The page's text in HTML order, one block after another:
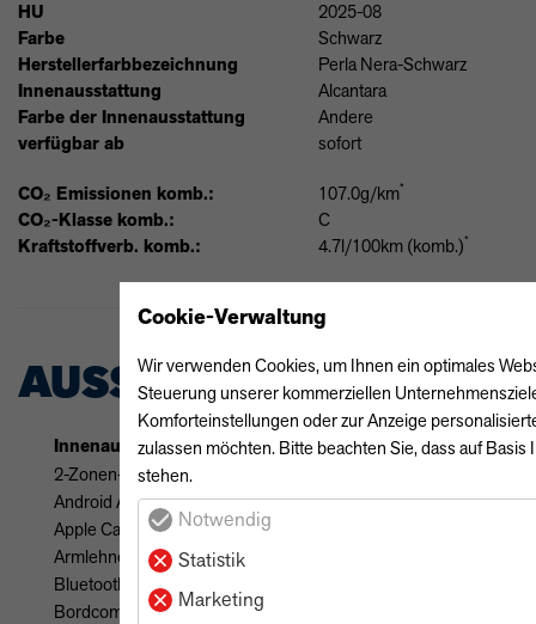
HU 2025-08
Farbe Schwarz
Herstellerfarbbezeichnung Perla Nera-Schwarz
Innenausstattung Alcantara
Farbe der Innenausstattung Andere
verfügbar ab sofort
CO₂ Emissionen komb.: 107.0g/km*
CO₂-Klasse komb.: C
Kraftstoffverb. komb.: 4.7l/100km (komb.)*
AUSSTATTUNG
Innenausstattung
2-Zonen-Klimaautomatik
Android Auto
Apple CarPlay
Armlehne
Bluetooth
Bordcomputer
Außenausstattung
Elektr. Seitenspiegel
Cookie-Verwaltung
Wir verwenden Cookies, um Ihnen ein optimales
Steuerung unserer kommerziellen
Komforteinstellungen oder zur Anzeige
zulassen möchten. Bitte beachten Sie, dass auf
stehen.
Notwendig
Statistik
Marketing